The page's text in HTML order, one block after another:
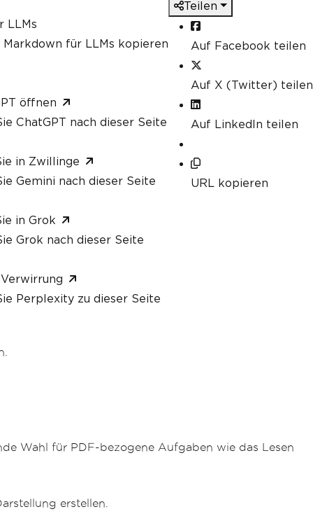
LLMs
Markdown für LLMs kopieren
öffnen
ChatGPT nach dieser Seite
in Zwillinge
Gemini nach dieser Seite
in Grok
Grok nach dieser Seite
Perplexity zu dieser Seite
Teilen
Auf Facebook teilen
Auf X (Twitter) teilen
Auf LinkedIn teilen
URL kopieren
Wahl für PDF-bezogene Aufgaben wie das Lesen
erstellen.